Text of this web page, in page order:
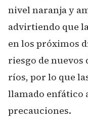
nivel naranja y
advirtiendo que
en los próximos
riesgo de nuevos
ríos, por lo que
llamado enfático
precauciones.